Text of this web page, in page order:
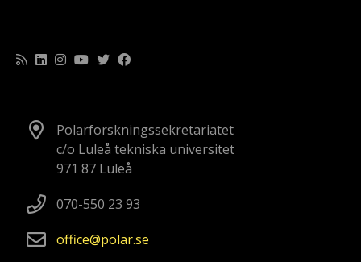
Polarforskningssekretariatet
c/o Luleå tekniska universitet
971 87 Luleå
070-550 23 93
office
polarse